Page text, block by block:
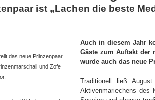
ist „Lachen die beste
das neue Prinzenpaar
und Zofe
Auch in diesem Jahr
Gäste zum Auftakt der
wurde auch das neue
Traditionell ließ
Aktivenmariechens des